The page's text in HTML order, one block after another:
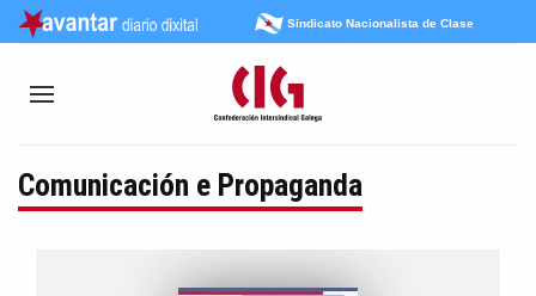
Sindicato Nacionalista de Clase
Comunicación e Propaganda